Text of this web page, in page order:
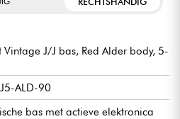
J/J bas, Red Alder body, 5-
ALD-90
bas met actieve elektronica